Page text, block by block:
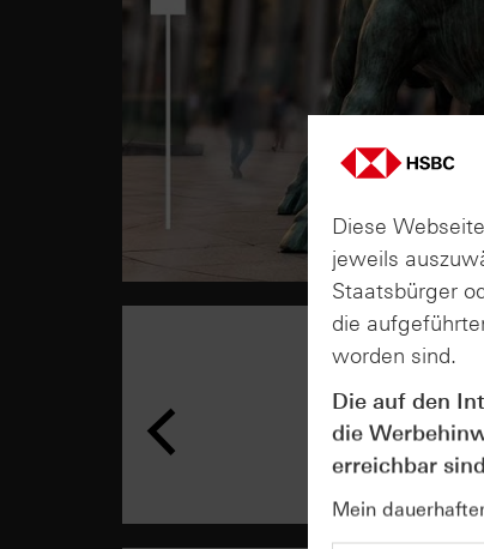
Diese
jeweils
Staatsbürger
die
worden sind.
Die auf den
die
erreichbar
Mein